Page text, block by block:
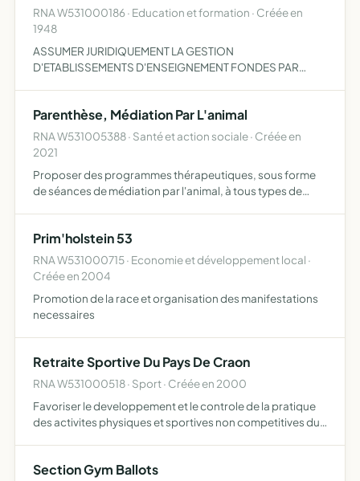
RNA W531000186 · Education et formation · Créée en
1948
ASSUMER JURIDIQUEMENT LA GESTION
D'ETABLISSEMENTS D'ENSEIGNEMENT FONDES PAR
Parenthèse, Médiation Par L'animal
RNA W531005388 · Santé et action sociale · Créée en
2021
Proposer des programmes thérapeutiques, sous forme
de séances de médiation par l'animal, à tous types de
Prim'holstein 53
RNA W531000715 · Economie et développement local ·
Créée en 2004
Promotion de la race et organisation des manifestations
necessaires
Retraite Sportive Du Pays De Craon
RNA W531000518 · Sport · Créée en 2000
Favoriser le developpement et le controle de la pratique
des activites physiques et sportives non competitives du
Section Gym Ballots